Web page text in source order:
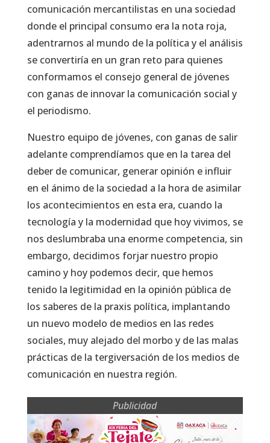
comunicación mercantilistas en una sociedad
donde el principal consumo era la nota roja,
adentrarnos al mundo de la política y el análisis
se convertiría en un gran reto para quienes
conformamos el consejo general de jóvenes
con ganas de innovar la comunicación social y
el periodismo.
Nuestro equipo de jóvenes, con ganas de salir
adelante comprendíamos que en la tarea del
deber de comunicar, generar opinión e influir
en el ánimo de la sociedad a la hora de asimilar
los acontecimientos en esta era, cuando la
tecnología y la modernidad que hoy vivimos, se
nos deslumbraba una enorme competencia, sin
embargo, decidimos forjar nuestro propio
camino y hoy podemos decir, que hemos
tenido la legitimidad en la opinión pública de
los saberes de la praxis política, implantando
un nuevo modelo de medios en las redes
sociales, muy alejado del morbo y de las malas
prácticas de la tergiversación de los medios de
comunicación en nuestra región.
Publicidad